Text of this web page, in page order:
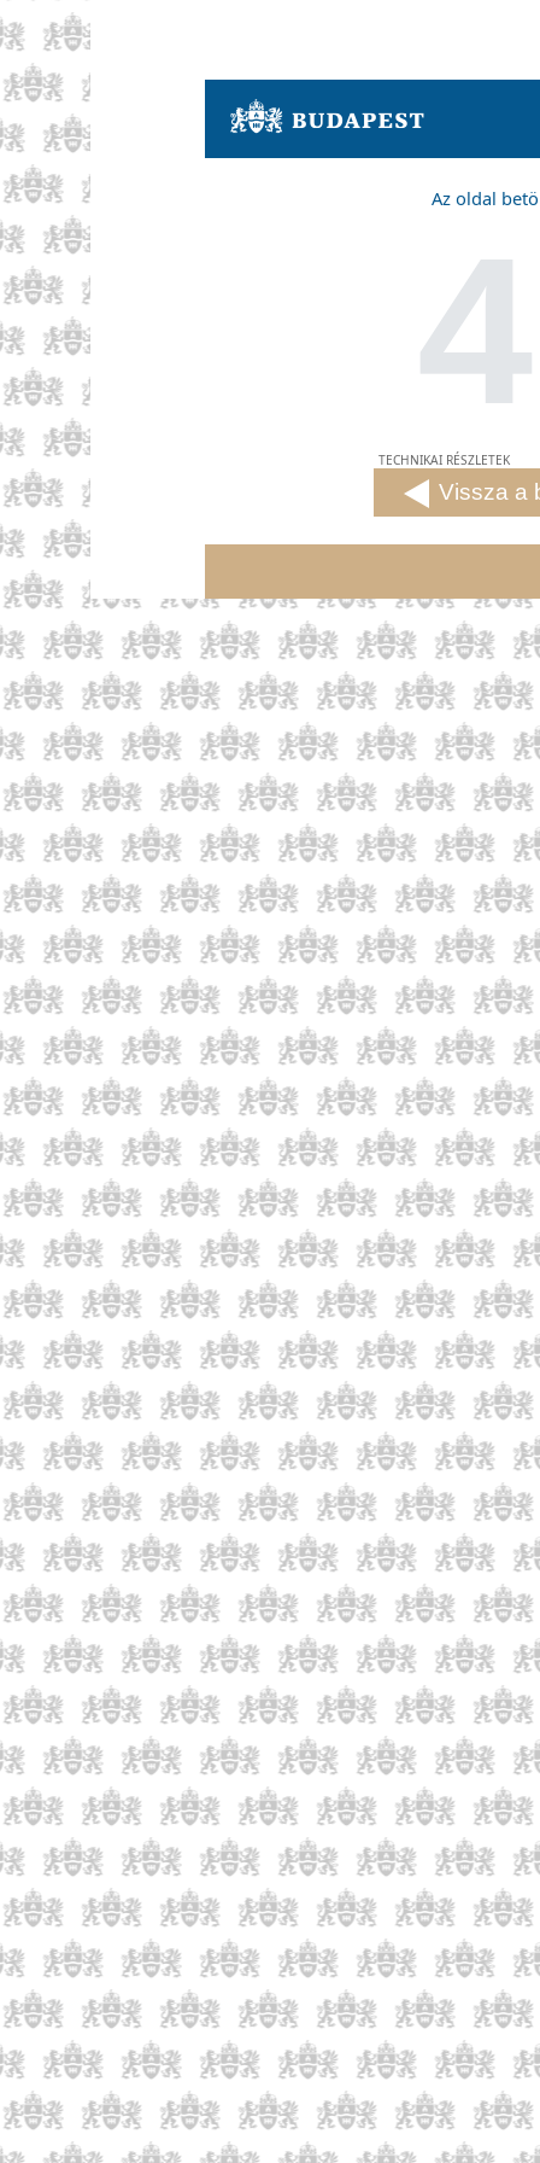
Az oldal
TECHNIKAI RÉSZLETEK
Vissza a